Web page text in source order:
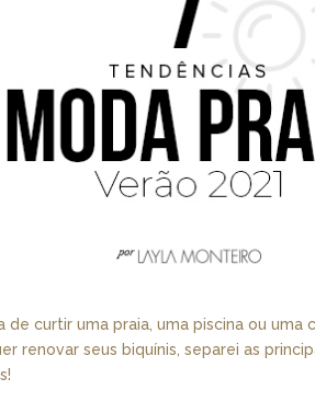
curtir uma praia, uma piscina ou uma
renovar seus biquínis, separei as